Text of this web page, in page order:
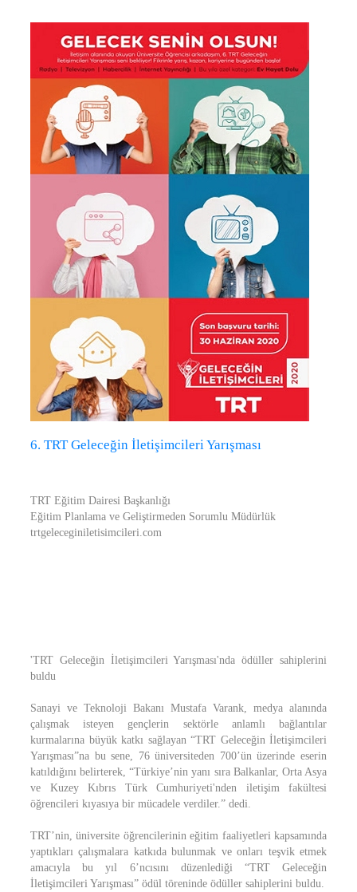
6. TRT Geleceğin İletişimcileri Yarışması
TRT Eğitim Dairesi Başkanlığı
Eğitim Planlama ve Geliştirmeden Sorumlu Müdürlük
trtgeleceginiletisimcileri.com
'TRT Geleceğin İletişimcileri Yarışması'nda ödüller sahiplerini
buldu
Sanayi ve Teknoloji Bakanı Mustafa Varank, medya alanında
çalışmak isteyen gençlerin sektörle anlamlı bağlantılar
kurmalarına büyük katkı sağlayan “TRT Geleceğin İletişimcileri
Yarışması”na bu sene, 76 üniversiteden 700’ün üzerinde eserin
katıldığını belirterek, “Türkiye’nin yanı sıra Balkanlar, Orta Asya
ve Kuzey Kıbrıs Türk Cumhuriyeti'nden iletişim fakültesi
öğrencileri kıyasıya bir mücadele verdiler.” dedi.
TRT’nin, üniversite öğrencilerinin eğitim faaliyetleri kapsamında
yaptıkları çalışmalara katkıda bulunmak ve onları teşvik etmek
amacıyla bu yıl 6’ncısını düzenlediği “TRT Geleceğin
İletişimcileri Yarışması” ödül töreninde ödüller sahiplerini buldu.